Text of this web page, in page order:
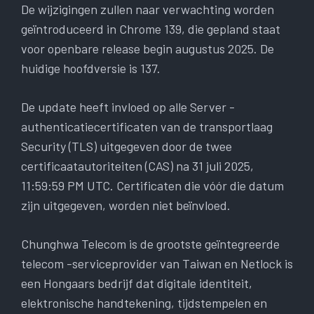
De wijzigingen zullen naar verwachting worden
geïntroduceerd in Chrome 139, die gepland staat
voor openbare release begin augustus 2025. De
huidige hoofdversie is 137.
De update heeft invloed op alle Server -
authenticatiecertificaten van de transportlaag
Security (TLS) uitgegeven door de twee
certificaatautoriteiten (CAS) na 31 juli 2025,
11:59:59 PM UTC. Certificaten die vóór die datum
zijn uitgegeven, worden niet beïnvloed.
Chunghwa Telecom is de grootste geïntegreerde
telecom -serviceprovider van Taiwan en Netlock is
een Hongaars bedrijf dat digitale identiteit,
elektronische handtekening, tijdstempelen en